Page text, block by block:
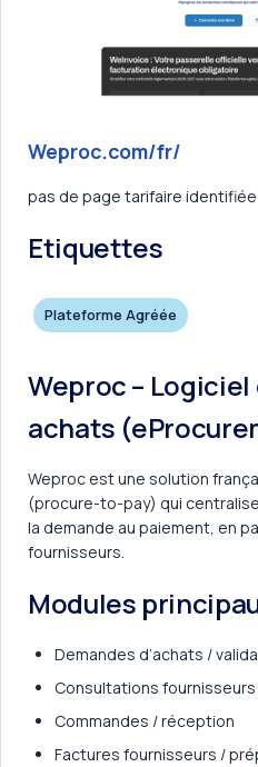
Weproc.com/fr/
pas de page tarifaire identifiée
Etiquettes
Plateforme Agréée
Weproc –
achats
Weproc est une solution
(procure-to-pay) qui
la demande au paiement, en
fournisseurs.
Modules
Demandes d’achats /
Consultations fournisseurs
Commandes / réception
Factures fournisseurs /